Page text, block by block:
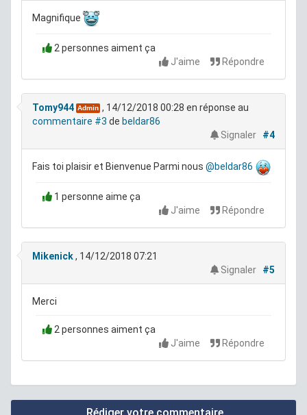
Magnifique
2 personnes aiment ça
J'aime
Répondre
Tomy944 Admin , 14/12/2018 00:28 en réponse au
commentaire #3 de beldar86
Signaler
#4
Fais toi plaisir et Bienvenue Parmi nous @beldar86
1 personne aime ça
J'aime
Répondre
Mikenick, 14/12/2018 07:21
Signaler
#5
Merci
2 personnes aiment ça
J'aime
Répondre
Rédiger votre commentaire